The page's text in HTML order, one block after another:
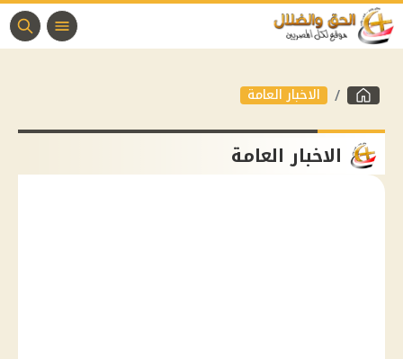
الاخبار العامة
الاخبار العامة